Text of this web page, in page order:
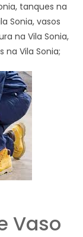
tanques na
Sonia, vasos
na Vila Sonia,
na Vila Sonia;
Vaso